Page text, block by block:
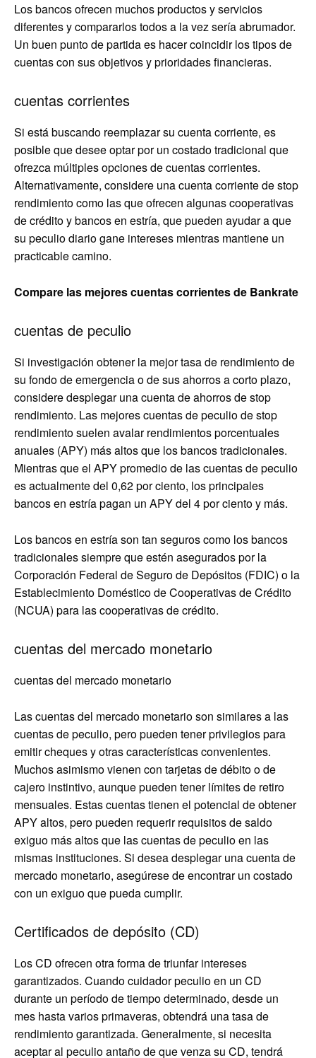
Los bancos ofrecen muchos productos y servicios
diferentes y compararlos todos a la vez sería abrumador.
Un buen punto de partida es hacer coincidir los tipos de
cuentas con sus objetivos y prioridades financieras.
cuentas corrientes
Si está buscando reemplazar su cuenta corriente, es
posible que desee optar por un costado tradicional que
ofrezca múltiples opciones de cuentas corrientes.
Alternativamente, considere una cuenta corriente de stop
rendimiento como las que ofrecen algunas cooperativas
de crédito y bancos en estría, que pueden ayudar a que
su peculio diario gane intereses mientras mantiene un
practicable camino.
Compare las mejores cuentas corrientes de Bankrate
cuentas de peculio
Si investigación obtener la mejor tasa de rendimiento de
su fondo de emergencia o de sus ahorros a corto plazo,
considere desplegar una cuenta de ahorros de stop
rendimiento. Las mejores cuentas de peculio de stop
rendimiento suelen avalar rendimientos porcentuales
anuales (APY) más altos que los bancos tradicionales.
Mientras que el APY promedio de las cuentas de peculio
es actualmente del 0,62 por ciento, los principales
bancos en estría pagan un APY del 4 por ciento y más.
Los bancos en estría son tan seguros como los bancos
tradicionales siempre que estén asegurados por la
Corporación Federal de Seguro de Depósitos (FDIC) o la
Establecimiento Doméstico de Cooperativas de Crédito
(NCUA) para las cooperativas de crédito.
cuentas del mercado monetario
cuentas del mercado monetario
Las cuentas del mercado monetario son similares a las
cuentas de peculio, pero pueden tener privilegios para
emitir cheques y otras características convenientes.
Muchos asimismo vienen con tarjetas de débito o de
cajero instintivo, aunque pueden tener límites de retiro
mensuales. Estas cuentas tienen el potencial de obtener
APY altos, pero pueden requerir requisitos de saldo
exiguo más altos que las cuentas de peculio en las
mismas instituciones. Si desea desplegar una cuenta de
mercado monetario, asegúrese de encontrar un costado
con un exiguo que pueda cumplir.
Certificados de depósito (CD)
Los CD ofrecen otra forma de triunfar intereses
garantizados. Cuando cuidador peculio en un CD
durante un período de tiempo determinado, desde un
mes hasta varios primaveras, obtendrá una tasa de
rendimiento garantizada. Generalmente, si necesita
aceptar al peculio antaño de que venza su CD, tendrá